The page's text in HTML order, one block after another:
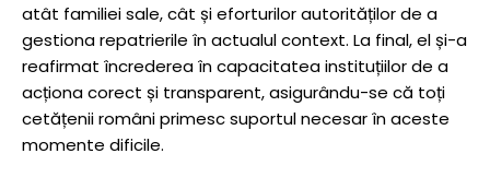
atât familiei sale, cât și eforturilor autorităților de a
gestiona repatrierile în actualul context. La final, el și-a
reafirmat încrederea în capacitatea instituțiilor de a
acționa corect și transparent, asigurându-se că toți
cetățenii români primesc suportul necesar în aceste
momente dificile.